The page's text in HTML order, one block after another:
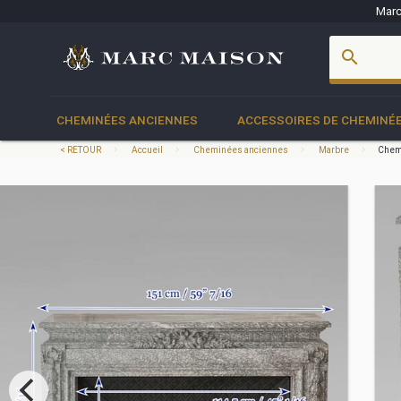
search
CHEMINÉES ANCIENNES ACCESSOIRES DE CHEMINÉE
< RETOUR Accueil Cheminées anciennes Marbre